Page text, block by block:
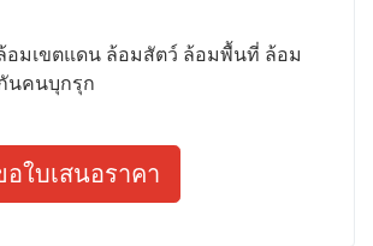
อมเขตแดน ล้อมสัตว์ ล้อมพื้นที่ ล้อม
นคนบุกรุก
ใบเสนอราคา